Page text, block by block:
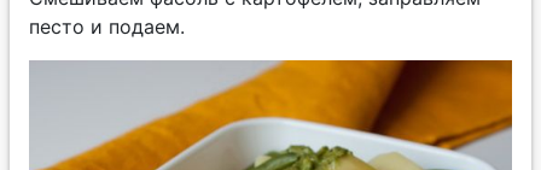
песто и подаем.